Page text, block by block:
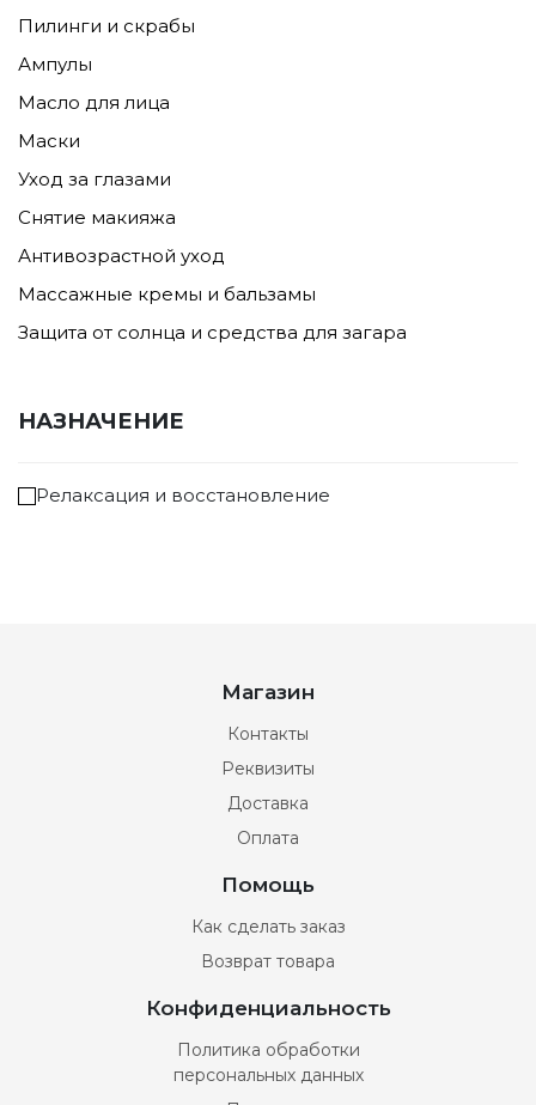
Пилинги и скрабы
Ампулы
Масло для лица
Маски
Уход за глазами
Снятие макияжа
Антивозрастной уход
Массажные кремы и бальзамы
Защита от солнца и средства для загара
НАЗНАЧЕНИЕ
Релаксация и восстановление
Магазин
Контакты
Реквизиты
Доставка
Оплата
Помощь
Как сделать заказ
Возврат товара
Конфиденциальность
Политика обработки
персональных данных